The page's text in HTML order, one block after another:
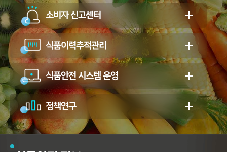
소비자 신고센터
식품이력추적관리
식품안전 시스템 운영
정책연구